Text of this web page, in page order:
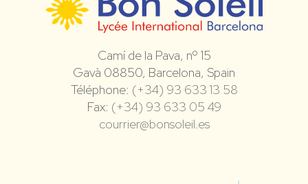
Camí de la Pava, nº 15
Gavà 08850, Barcelona, Spain
Téléphone: (+34) 93 633 13 58
Fax: (+34) 93 633 05 49
courrier@bonsoleil.es